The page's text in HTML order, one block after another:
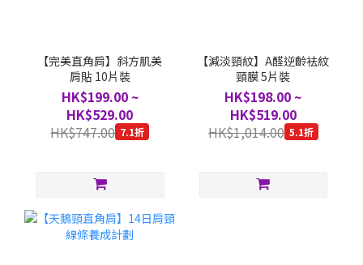
【完美直角肩】斜方肌美
肩貼 10片裝
HK$199.00 ~
HK$529.00
HK$747.00 7.1折
【減淡頸紋】A醛逆齡袪紋
頸膜 5片裝
HK$198.00 ~
HK$519.00
HK$1,014.00 5.1折